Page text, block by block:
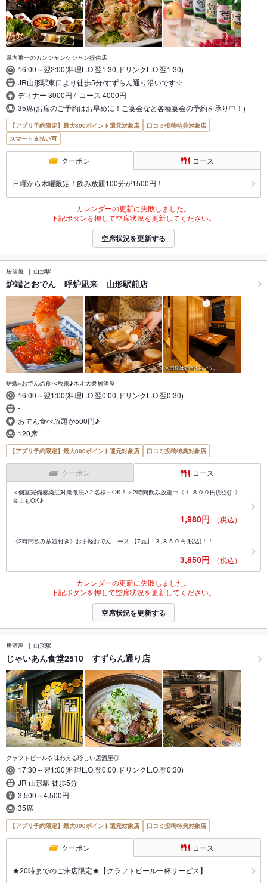
県内唯一のカンジャンケジャン提供店
16:00～翌2:00(料理L.O.翌1:30,ドリンクL.O.翌1:30)
JR山形駅東口より徒歩5分/すずらん通り沿いです☆
ディナー 3000円 / コース 4000円
35席(お席のご予約はお早めに！ご宴会など各種宴会の予約を承り中！)
【アプリ予約限定】最大800ポイント還元対象店
口コミ投稿特典対象店
スマート支払い可
クーポン コース
日曜から木曜限定！飲み放題100分が1500円！
カレンダーの更新に失敗しました。
下記ボタンを押して空席状況を更新してください。
空席状況を更新する
居酒屋 山形駅
炉端とおでん 呼炉凪来 山形駅前店
炉端×おでんの食べ放題♪ネオ大衆居酒屋
16:00～翌1:00(料理L.O.翌0:00,ドリンクL.O.翌0:30)
-
おでん食べ放題が500円♪
120席
【アプリ予約限定】最大800ポイント還元対象店 口コミ投稿特典対象店
クーポン コース
＜個室完備感染症対策徹底♪２名様～OK！＞2時間飲み放題⇒《１,８００円(税別)!!》
金土もOK♪
1,980円 （税込）
《2時間飲み放題付き》お手軽おでんコース 【7品】 ３,８５０円(税込)！！
3,850円 （税込）
カレンダーの更新に失敗しました。
下記ボタンを押して空席状況を更新してください。
空席状況を更新する
居酒屋 山形駅
じゃいあん食堂2510 すずらん通り店
クラフトビールを味わえる珍しい居酒屋◎
17:30～翌1:00(料理L.O.翌0:00,ドリンクL.O.翌0:30)
JR 山形駅 徒歩5分
3,500～4,500円
35席
【アプリ予約限定】最大800ポイント還元対象店 口コミ投稿特典対象店
クーポン コース
★20時までのご来店限定★【クラフトビール一杯サービス】